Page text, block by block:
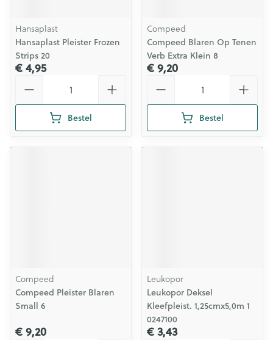
Hansaplast
Hansaplast Pleister Frozen
Strips 20
€ 4,95
Bestel
Compeed
Compeed Blaren Op Tenen
Verb Extra Klein 8
€ 9,20
Bestel
Compeed
Compeed Pleister Blaren
Small 6
€ 9,20
Leukopor
Leukopor Deksel
Kleefpleist. 1,25cmx5,0m 1
0247100
€ 3,43